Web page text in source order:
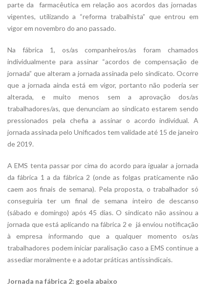
parte da farmacêutica em relação aos acordos das jornadas
vigentes, utilizando a “reforma trabalhista” que entrou em
vigor em novembro do ano passado.
Na fábrica 1, os/as companheiros/as foram chamados
individualmente para assinar “acordos de compensação de
jornada” que alteram a jornada assinada pelo sindicato. Ocorre
que a jornada ainda está em vigor, portanto não poderia ser
alterada, e muito menos sem a aprovação dos/as
trabalhadores/as, que denunciam ao sindicato estarem sendo
pressionados pela chefia a assinar o acordo individual. A
jornada assinada pelo Unificados tem validade até 15 de janeiro
de 2019.
A EMS tenta passar por cima do acordo para igualar a jornada
da fábrica 1 a da fábrica 2 (onde as folgas praticamente não
caem aos finais de semana). Pela proposta, o trabalhador só
conseguiria ter um final de semana inteiro de descanso
(sábado e domingo) após 45 dias. O sindicato não assinou a
jornada que está aplicando na fábrica 2 e já enviou notificação
à empresa informando que a qualquer momento os/as
trabalhadores podem iniciar paralisação caso a EMS continue a
assediar moralmente e a adotar práticas antissindicais.
Jornada na fábrica 2: goela abaixo